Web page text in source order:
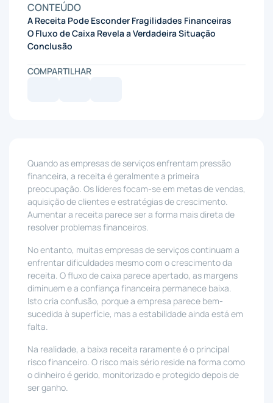
CONTEÚDO
A Receita Pode Esconder Fragilidades Financeiras
O Fluxo de Caixa Revela a Verdadeira Situação
Conclusão
COMPARTILHAR
Quando as empresas de serviços enfrentam pressão
financeira, a receita é geralmente a primeira
preocupação. Os líderes focam-se em metas de vendas,
aquisição de clientes e estratégias de crescimento.
Aumentar a receita parece ser a forma mais direta de
resolver problemas financeiros.
No entanto, muitas empresas de serviços continuam a
enfrentar dificuldades mesmo com o crescimento da
receita. O fluxo de caixa parece apertado, as margens
diminuem e a confiança financeira permanece baixa.
Isto cria confusão, porque a empresa parece bem-
sucedida à superfície, mas a estabilidade ainda está em
falta.
Na realidade, a baixa receita raramente é o principal
risco financeiro. O risco mais sério reside na forma como
o dinheiro é gerido, monitorizado e protegido depois de
ser ganho.